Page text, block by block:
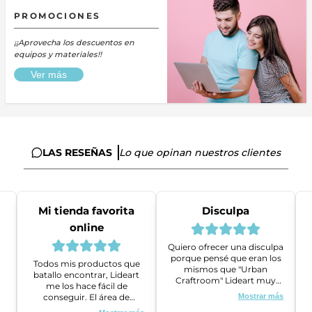
PROMOCIONES
¡¡Aprovecha los descuentos en
equipos y materiales!!
Ver más
LAS RESEÑAS Lo que opinan nuestros clientes
Mi tienda favorita
online
Todos mis productos que
batallo encontrar, Lideart
me los hace fácil de
conseguir. El área de
ventas es super amable y
Disculpa
Quiero ofrecer una disculpa
porque pensé que eran los
mismos que "Urban
Craftroom" Lideart muy
amables me ayudaron a
gestionar un problema que
Mostrar más